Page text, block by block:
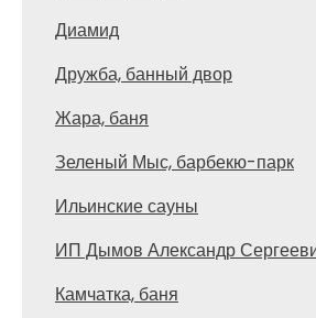
Диамид
Дружба, банный двор
Жара, баня
Зеленый Мыс, барбекю-парк
Ильинские сауны
ИП Дымов Александр
Камчатка, баня